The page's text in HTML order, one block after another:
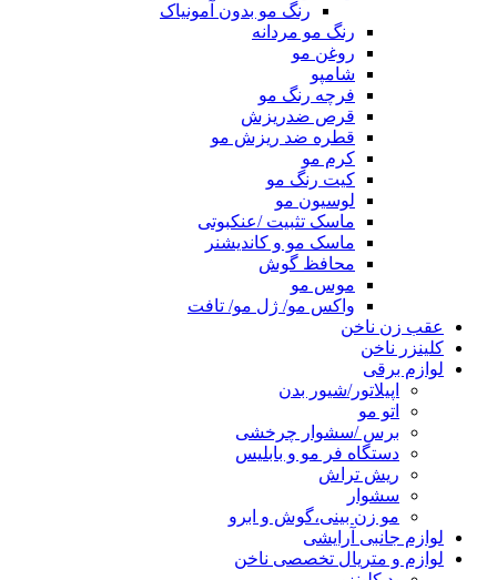
رنگ مو بدون آمونیاک
رنگ مو مردانه
روغن مو
شامپو
فرچه رنگ مو
قرص ضدریزش
قطره ضد ریزش مو
کرم مو
کیت رنگ مو
لوسیون مو
ماسک تثبیت /عنکبوتی
ماسک مو و کاندیشنر
محافظ گوش
موس مو
واکس مو/ ژل مو/ تافت
عقب زن ناخن
کلینزر ناخن
لوازم برقی
اپیلاتور/شیور بدن
اتو مو
برس /سشوار چرخشی
دستگاه فر مو و بابلیس
ریش تراش
سشوار
مو زن بینی،گوش و ابرو
لوازم جانبی آرایشی
لوازم و متریال تخصصی ناخن